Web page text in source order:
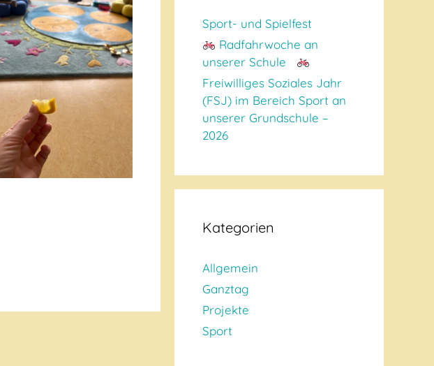
Sport- und Spielfest
Radfahrwoche an
unserer Schule
Freiwilliges Soziales Jahr
(FSJ) im Bereich Sport an
unserer Grundschule –
2026
Kategorien
Allgemein
Ganztag
Projekte
Sport